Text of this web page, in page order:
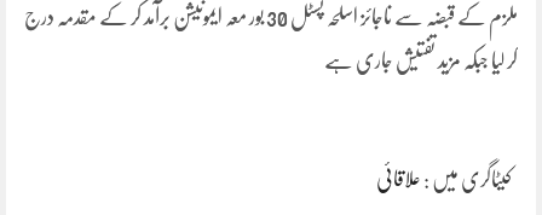
ملزم کے قبضہ سے ناجائز اسلحہ پسٹل 30 بور معہ ایمونیشن برآمد کر کے مقدمہ درج
کر لیا جبکہ مزید تفتیش جاری ہے
کیٹاگری میں : علاقائی